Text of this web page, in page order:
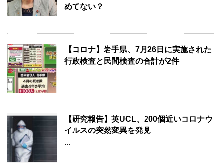
めてない？
…
【コロナ】岩手県、7月26日に実施された
行政検査と民間検査の合計が2件
…
【研究報告】英UCL、200個近いコロナウ
イルスの突然変異を発見
…